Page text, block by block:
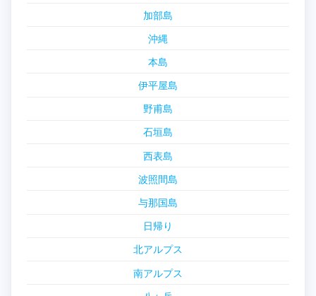
加部島
沖縄
本島
伊平屋島
野甫島
石垣島
西表島
波照間島
与那国島
日帰り
北アルプス
南アルプス